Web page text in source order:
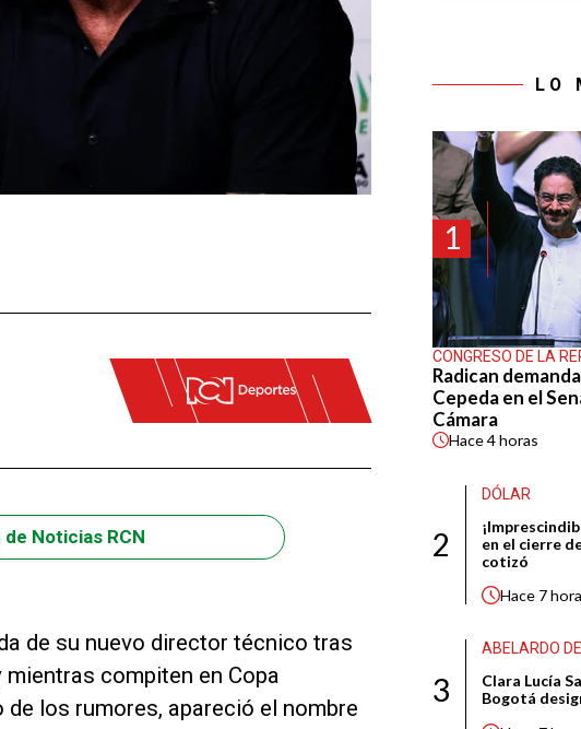
Noticias RCN
de su nuevo director técnico tras
compiten en Copa
los rumores, apareció el nombre
LO
1
CONGRESO DE LA
Radican
Cepeda en el
Cámara
Hace4 horas
2
DÓLAR
en el cierre
cotizó
Hace 7
3
ABELARDO
Clara Lucía
Bogotá